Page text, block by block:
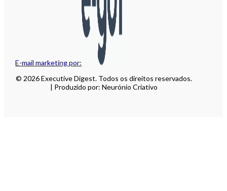
E-mail marketing por:
© 2026 Executive Digest. Todos os direitos reservados.
| Produzido por: Neurónio Criativo